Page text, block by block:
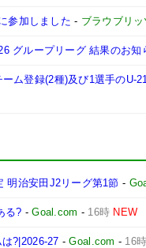
参加しました - ブラウブリッ
グループリーグ 結果のお知
ム登録(2種)及び1選手のU-
明治安田J2リーグ第1節 -
る? -Goal.com - 16時 NEW
?|2026-27 -Goal.com - 16時